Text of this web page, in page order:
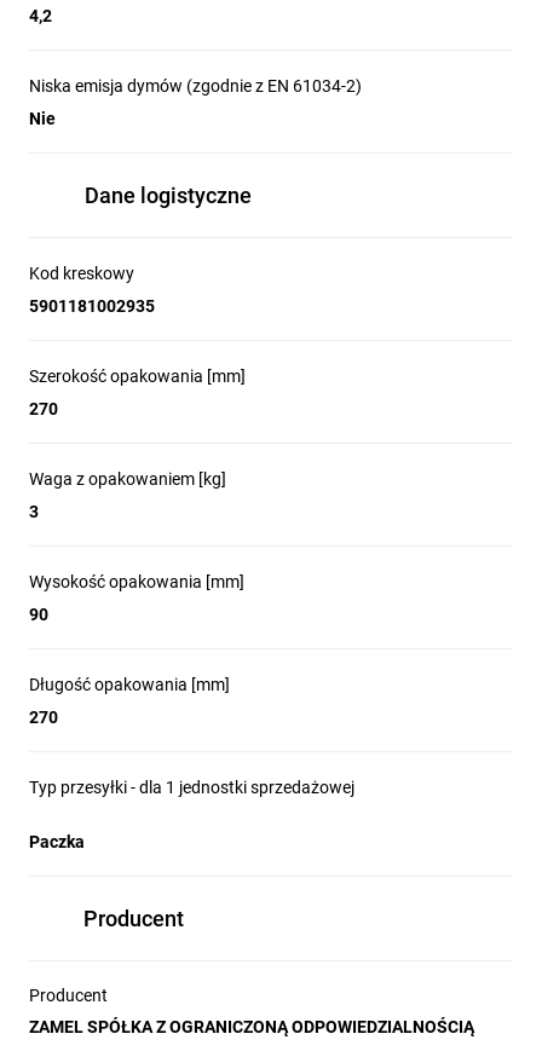
4,2
Niska emisja dymów (zgodnie z EN 61034-2)
Nie
Dane logistyczne
Kod kreskowy
5901181002935
Szerokość opakowania [mm]
270
Waga z opakowaniem [kg]
3
Wysokość opakowania [mm]
90
Długość opakowania [mm]
270
Typ przesyłki - dla 1 jednostki sprzedażowej
Paczka
Producent
Producent
ZAMEL SPÓŁKA Z OGRANICZONĄ ODPOWIEDZIALNOŚCIĄ